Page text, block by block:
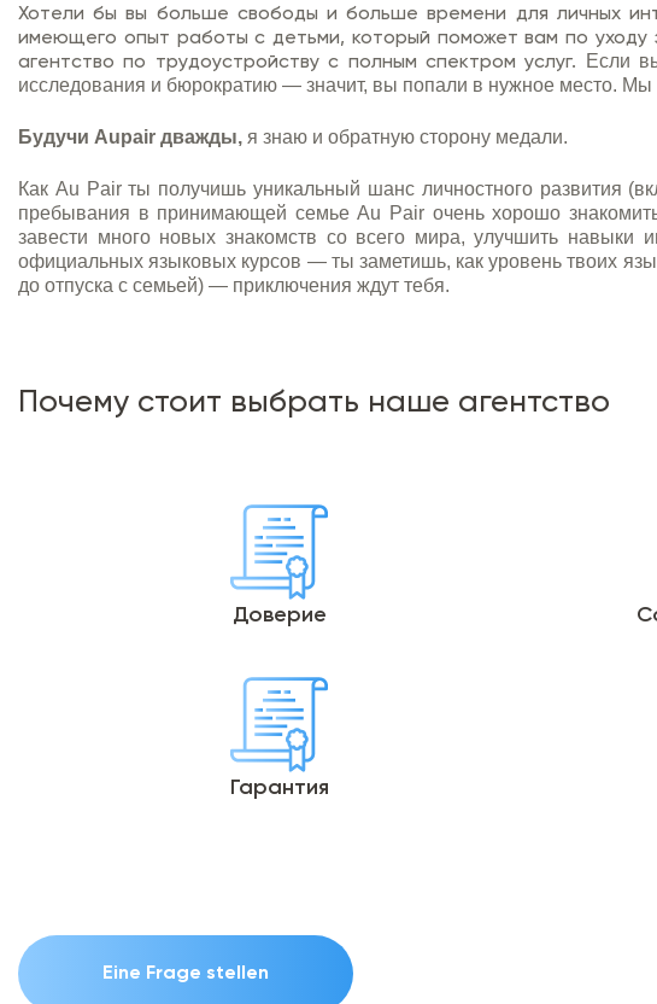
Хотели бы вы больше свободы и больше времени для личных
имеющего опыт работы с детьми, который поможет вам по
агентство по трудоустройству с полным спектром услуг.
Если
исследования и бюрократию — значит, вы попали в нужное место.
Будучи Aupair дважды, я знаю и обратную сторону медали.
Как Au Pair ты получишь уникальный шанс личностного развития
пребывания в принимающей семье Au Pair очень хорошо
завести много новых знакомств со всего мира, улучшить навыки
официальных языковых курсов — ты заметишь, как уровень твоих
до отпуска с семьей) — приключения ждут тебя.
Почему стоит выбрать наше агентство
Доверие
Гарантия
Eine Frage stellen